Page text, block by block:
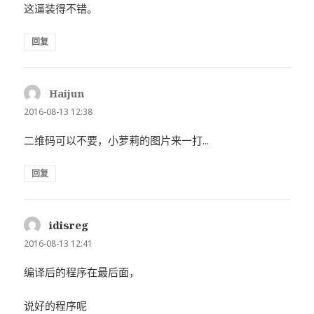
这逼装得不错。
回复
Haijun
道：
2016-08-13 12:38
二维码可以不要，小萝莉的图片来一打...
回复
idisreg
道：
2016-08-13 12:41
编译后的程序在最后面，
说好的程序呢